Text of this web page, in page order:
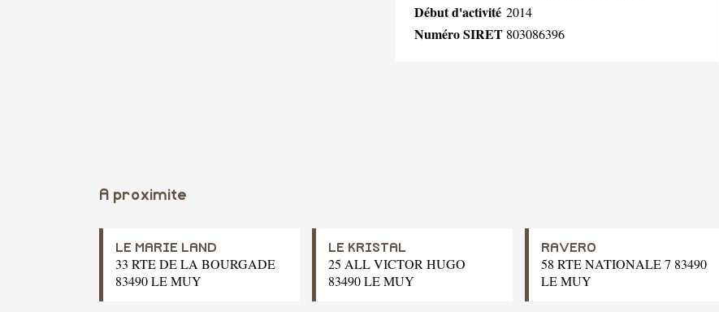
Début d'activité 2014
Numéro SIRET 803086396
A proximite
LE MARIE LAND
33 RTE DE LA BOURGADE
83490 LE MUY
LE KRISTAL
25 ALL VICTOR HUGO
83490 LE MUY
RAVERO
58 RTE NATIONALE 7 83490
LE MUY